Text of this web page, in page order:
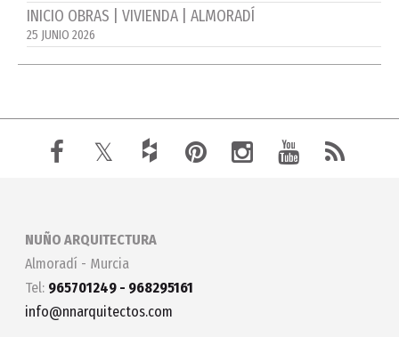
INICIO OBRAS | VIVIENDA | ALMORADÍ
25 JUNIO 2026
NUÑO ARQUITECTURA
Almoradí - Murcia
Tel: 965701249 - 968295161
info@nnarquitectos.com